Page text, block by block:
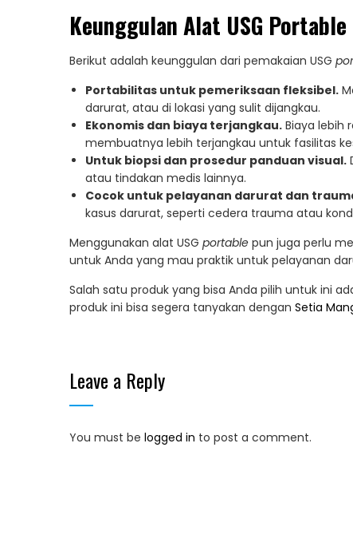
Keunggulan Alat USG Portable
Berikut adalah keunggulan dari pemakaian USG
Portabilitas untuk pemeriksaan fleksibel.
darurat, atau di lokasi yang sulit dijangkau.
Ekonomis dan biaya terjangkau. Biaya lebih
membuatnya lebih terjangkau untuk fasilitas
Untuk biopsi dan prosedur panduan visual.
atau tindakan medis lainnya.
Cocok untuk pelayanan darurat dan
kasus darurat, seperti cedera trauma atau
Menggunakan alat USG portable pun juga perlu
untuk Anda yang mau praktik untuk pelayanan
Salah satu produk yang bisa Anda pilih untuk ini
produk ini bisa segera tanyakan dengan Setia
Leave a Reply
You must be logged in to post a comment.